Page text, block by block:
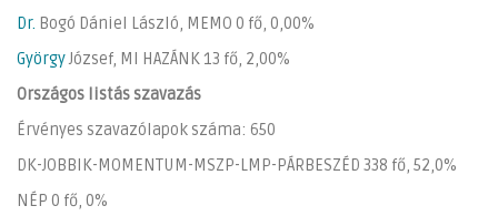
Dr. Bogó Dániel László, MEMO 0 fő, 0,00%
GyörgyJózsef, MI HAZÁNK 13 fő, 2,00%
Országos listás szavazás
Érvényes szavazólapok száma: 650
DK-JOBBIK-MOMENTUM-MSZP-LMP-PÁRBESZÉD 338 fő, 52,0%
NÉP 0 fő, 0%